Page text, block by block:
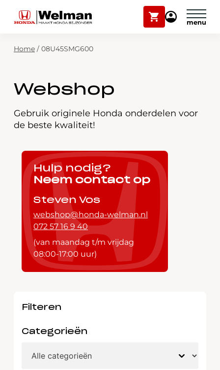
Winkelwagen
Mijn
Modellen
Over ons
Webshop
Contact
Zoekfunctie
Plan onderhoud
Mijn Honda Welman
Home / 08U45SMG600
Webshop
Gebruik originele Honda onderdelen voor
de beste kwaliteit!
Hulp nodig?
Neem contact op
Steven Vos
webshop@honda-welman.nl
072 57 16 9 40
(van maandag t/m vrijdag
08:00-17:00 uur)
Filteren
Categorieën